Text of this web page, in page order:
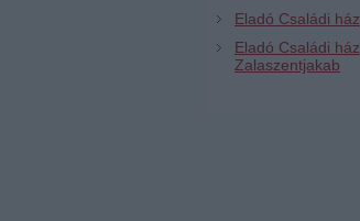
Eladó Családi ház
Eladó Családi ház
Zalaszentjakab